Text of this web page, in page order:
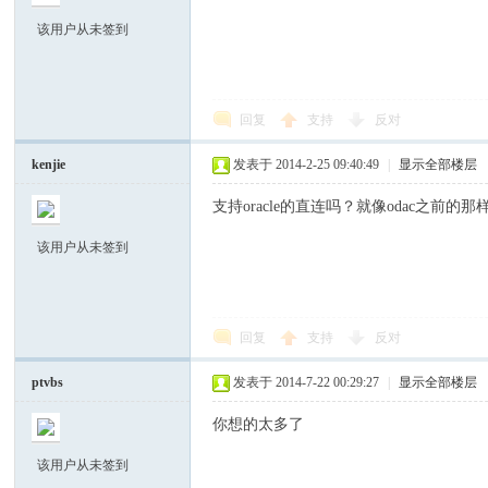
该用户从未签到
回复 支持 反对
kenjie
该用户从未签到
发表于 2014-2-25 09:40:49 显示全部楼层
支持oracle的直连吗？就像odac之前的那
回复 支持 反对
ptvbs
该用户从未签到
发表于 2014-7-22 00:29:27 显示全部楼层
你想的太多了